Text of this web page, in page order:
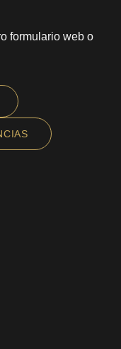
formulario web o